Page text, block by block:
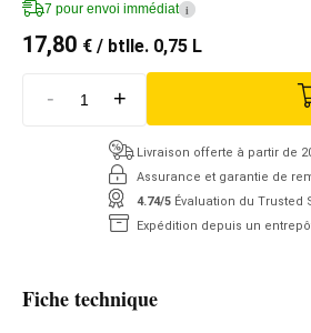
7 pour envoi immédiat i
17,80 € / btlle. 0,75 L
- +
Livraison offerte à partir de
Assurance et garantie de
4.74/5 Évaluation du Trusted
Expédition depuis un
Fiche technique